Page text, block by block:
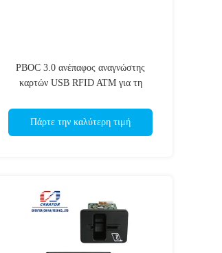
PBOC 3.0 ανέπαφος αναγνώστης
καρτών USB RFID ATM για τη
Πάρτε την καλύτερη τιμή